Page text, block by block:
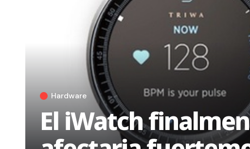
Hardware
El iWatch